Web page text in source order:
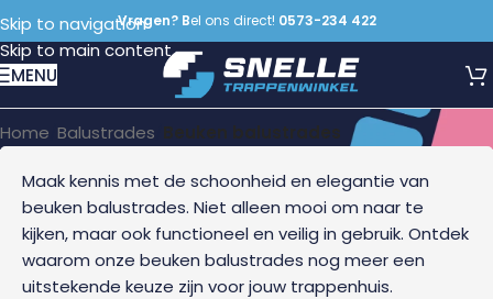
Skip to navigation
Skip to main content
Vragen? Bel ons direct! 0573-234 422
MENU
Beuken balustrades
Home Balustrades Beuken balustrades
Maak kennis met de schoonheid en elegantie van
beuken balustrades. Niet alleen mooi om naar te
kijken, maar ook functioneel en veilig in gebruik. Ontdek
waarom onze beuken balustrades nog meer een
uitstekende keuze zijn voor jouw trappenhuis.